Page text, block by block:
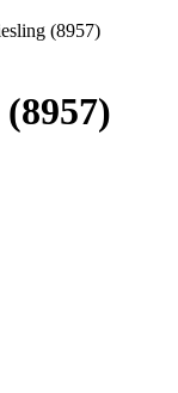
(8957)